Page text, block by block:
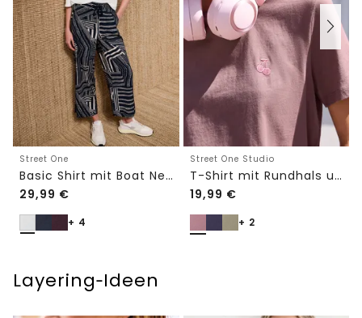
Street One
Basic Shirt mit Boat Neck und Elastikbund
29,99 €
+ 4
Street One Studio
T-Shirt mit Rundhals und Embroidery-Detail
19,99 €
+ 2
Layering‑Ideen